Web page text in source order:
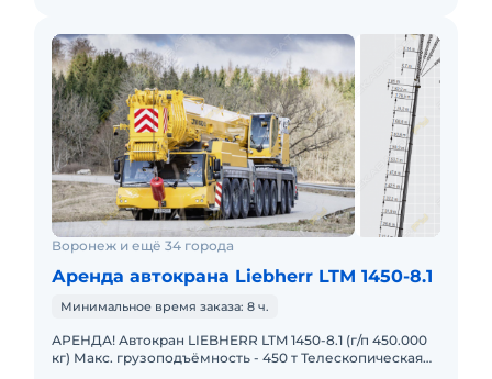
Воронеж и ещё 34 города
Аренда автокрана Liebherr LTM 1450-8.1
Минимальное время заказа: 8 ч.
АРЕНДА! Автокран LIEBHERR LTM 1450-8.1 (г/п 450.000
кг) Макс. грузоподъёмность - 450 т Телескопическая